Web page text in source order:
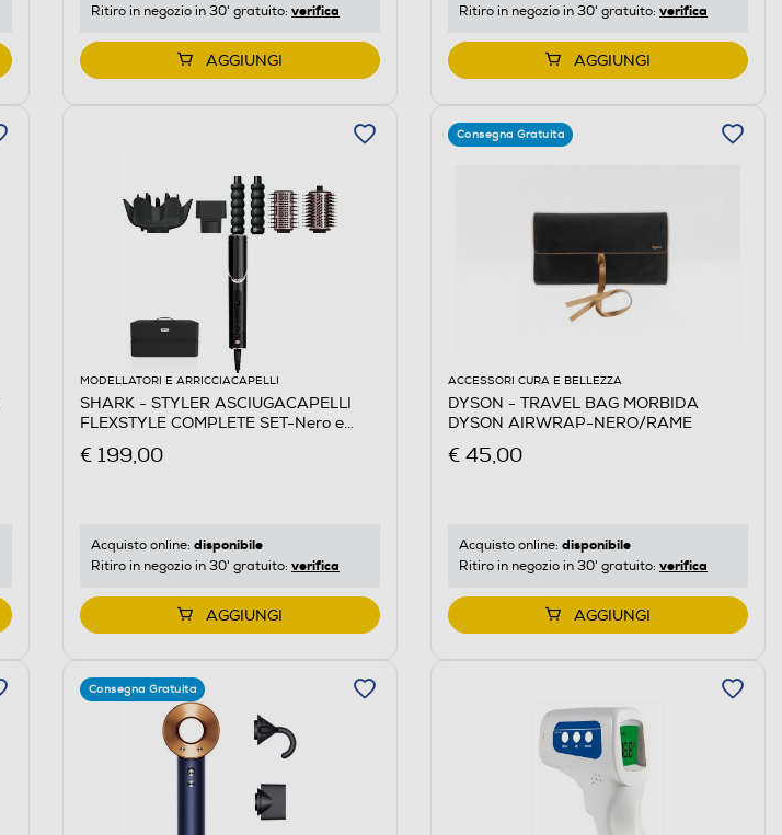
Ritiro in negozio in 30' gratuito: verifica
AGGIUNGI
Ritiro in negozio in 30' gratuito: verifica
AGGIUNGI
MODELLATORI E ARRICCIACAPELLI
SHARK - STYLER ASCIUGACAPELLI
FLEXSTYLE COMPLETE SET-Nero e
€ 199,00
Acquisto online: disponibile
Ritiro in negozio in 30' gratuito: verifica
AGGIUNGI
Consegna Gratuita
ACCESSORI CURA E BELLEZZA
DYSON - TRAVEL BAG MORBIDA
DYSON AIRWRAP-NERO/RAME
€ 45,00
Acquisto online: disponibile
Ritiro in negozio in 30' gratuito: verifica
AGGIUNGI
Consegna Gratuita